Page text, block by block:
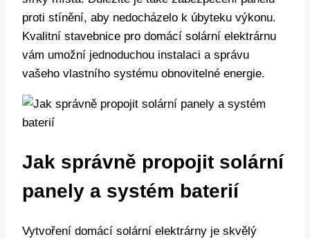
proti stínění, aby nedocházelo k úbyteku výkonu.
Kvalitní stavebnice pro domácí solární elektrárnu
vám umožní jednoduchou instalaci a správu
vašeho vlastního systému obnovitelné energie.
Jak správně propojit solární
panely a systém baterií
Vytvoření domácí solární elektrárny je skvělý